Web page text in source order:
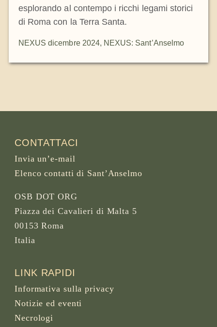
esplorando al contempo i ricchi legami storici
di Roma con la Terra Santa.
NEXUS dicembre 2024, NEXUS: Sant’Anselmo
CONTATTACI
Invia un’e-mail
Elenco contatti di Sant’Anselmo
OSB DOT ORG
Piazza dei Cavalieri di Malta 5
00153 Roma
Italia
LINK RAPIDI
Informativa sulla privacy
Notizie ed eventi
Necrologi